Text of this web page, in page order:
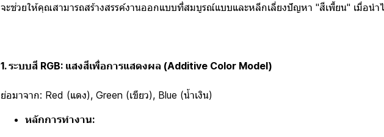
จะช่วยให้คุณสามารถสร้างสรรค์งานออกแบบที่สมบูรณ์แบบและหลีกเลี่ยงปัญหา "สีเพี้ยน" เมื่อนำ
1. ระบบสี RGB: แสงสีเพื่อการแสดงผล (Additive Color Model)
ย่อมาจาก: Red (แดง), Green (เขียว), Blue (น้ำเงิน)
หลักการทำงาน: